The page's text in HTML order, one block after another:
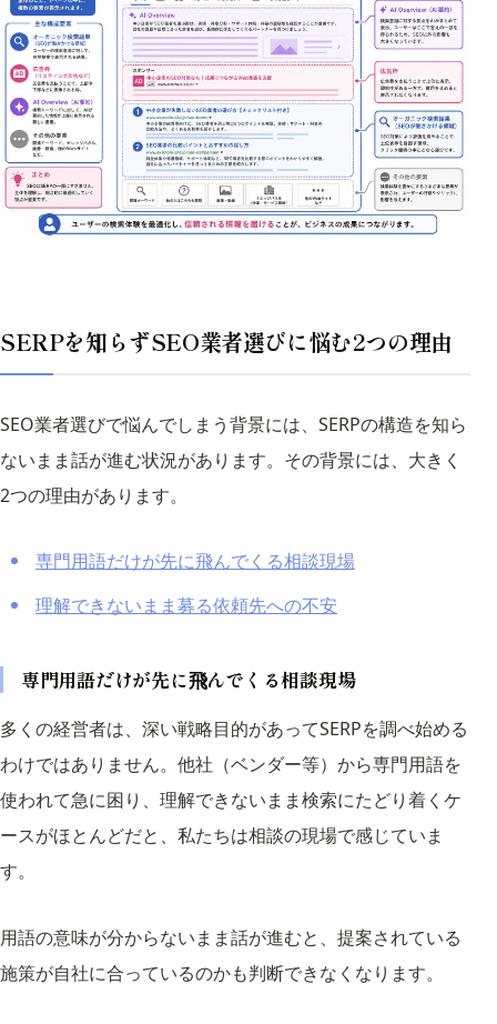
SERPを知らずSEO業者選びに悩む2つの理由
SEO業者選びで悩んでしまう背景には、SERPの構造を知ら
ないまま話が進む状況があります。その背景には、大きく
2つの理由があります。
専門用語だけが先に飛んでくる相談現場
理解できないまま募る依頼先への不安
専門用語だけが先に飛んでくる相談現場
多くの経営者は、深い戦略目的があってSERPを調べ始める
わけではありません。他社（ベンダー等）から専門用語を
使われて急に困り、理解できないまま検索にたどり着くケ
ースがほとんどだと、私たちは相談の現場で感じていま
す。
用語の意味が分からないまま話が進むと、提案されている
施策が自社に合っているのかも判断できなくなります。